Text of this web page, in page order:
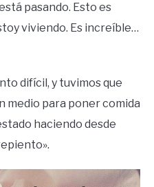
pasando. Esto es
viviendo. Es increíble…
difícil, y tuvimos que
medio para poner comida
haciendo desde